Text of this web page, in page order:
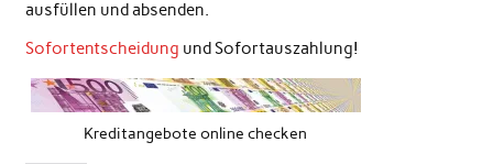
ausfüllen und absenden.
Sofortentscheidung und Sofortauszahlung!
Kreditangebote online checken